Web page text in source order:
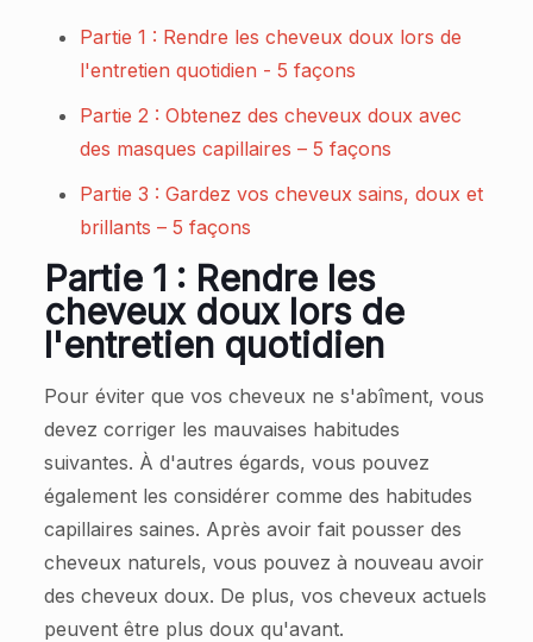
Partie 1 : Rendre les cheveux doux lors de
l'entretien quotidien - 5 façons
Partie 2 : Obtenez des cheveux doux avec
des masques capillaires – 5 façons
Partie 3 : Gardez vos cheveux sains, doux et
brillants – 5 façons
Partie 1 : Rendre les
cheveux doux lors de
l'entretien quotidien
Pour éviter que vos cheveux ne s'abîment, vous
devez corriger les mauvaises habitudes
suivantes. À d'autres égards, vous pouvez
également les considérer comme des habitudes
capillaires saines. Après avoir fait pousser des
cheveux naturels, vous pouvez à nouveau avoir
des cheveux doux. De plus, vos cheveux actuels
peuvent être plus doux qu'avant.